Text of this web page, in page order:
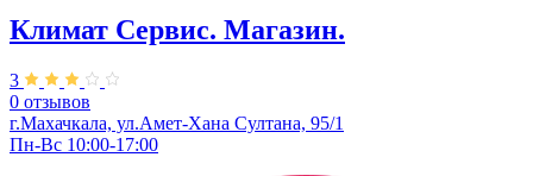
Климат Сервис. ​Магазин.
3
0 отзывов
г.Махачкала, ул.Амет-Хана Султана, 95/1
Пн-Вс 10:00-17:00